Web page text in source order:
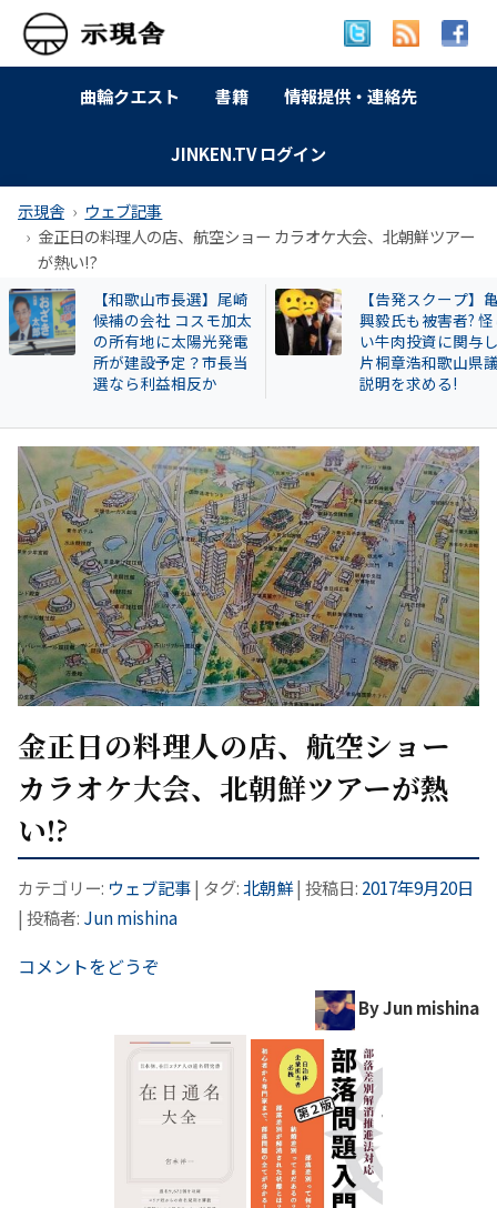
曲輪クエスト 書籍 情報提供・連絡先
JINKEN.TV ログイン
示現舎
ウェブ記事
金正日の料理人の店、航空ショー カラオケ大会、北朝鮮ツアー
が熱い!?
【告発スクープ】亀田
興毅氏も被害者? 怪し
い牛肉投資に関与した
片桐章浩和歌山県議に
説明を求める!
【岐南町】セクハ
動その後 議員全員
〝謎ルール〟導入
会は混乱！現町長
撃すると…
金正日の料理人の店、航空ショー
カラオケ大会、北朝鮮ツアーが熱
い!?
カテゴリー: ウェブ記事| タグ:北朝鮮| 投稿日: 2017年9月20日
| 投稿者: Jun mishina
コメントをどうぞ
By Jun mishina